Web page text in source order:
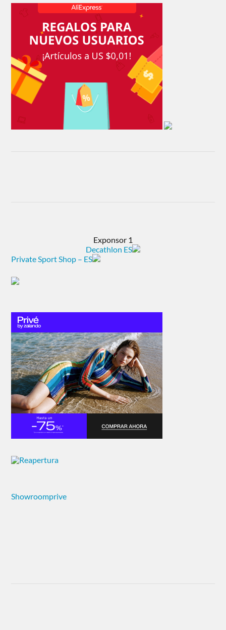
Exponsor 1
Decathlon ES
Private Sport Shop – ES
Showroomprive